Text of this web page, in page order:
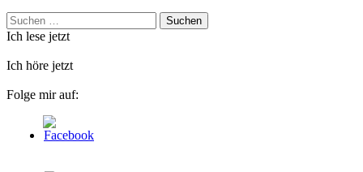
Suchen
nach:
Ich lese jetzt
Ich höre jetzt
Folge mir auf: